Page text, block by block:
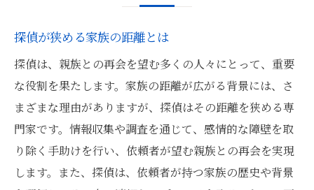
探偵が狭める家族の距離とは
探偵は、親族との再会を望む多くの人々にとって、重要
な役割を果たします。家族の距離が広がる背景には、さ
まざまな理由がありますが、探偵はその距離を狭める専
門家です。情報収集や調査を通じて、感情的な障壁を取
り除く手助けを行い、依頼者が望む親族との再会を実現
します。また、探偵は、依頼者が持つ家族の歴史や背景